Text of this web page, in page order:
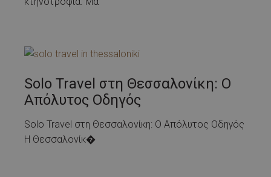
Solo Travel στη Θεσσαλονίκη: Ο
Απόλυτος Οδηγός
Solo Travel στη Θεσσαλονίκη: Ο Απόλυτος Οδηγός
Η Θεσσαλονίκ�